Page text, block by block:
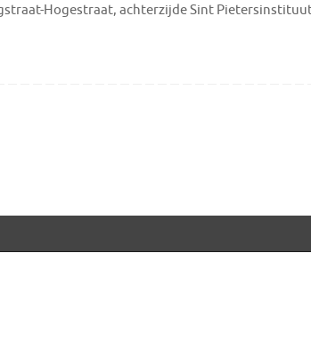
Hogestraat, achterzijde Sint